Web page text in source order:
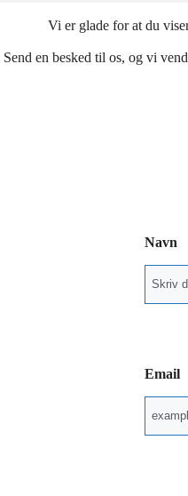
Vi er glade for at du
Send en besked til os, og vi
Navn
Email